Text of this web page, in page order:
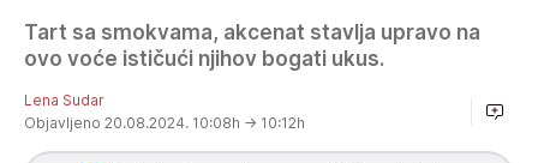
Tart sa smokvama, akcenat stavlja upravo na
ovo voće ističući njihov bogati ukus.
Lena Sudar
Objavljeno 20.08.2024. 10:08h → 10:12h